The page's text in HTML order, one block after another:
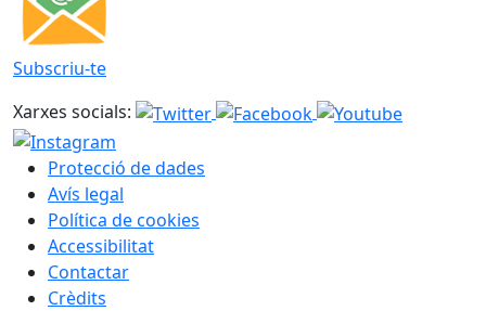
Subscriu-te
Xarxes socials:
Protecció de dades
Avís legal
Política de cookies
Accessibilitat
Contactar
Crèdits